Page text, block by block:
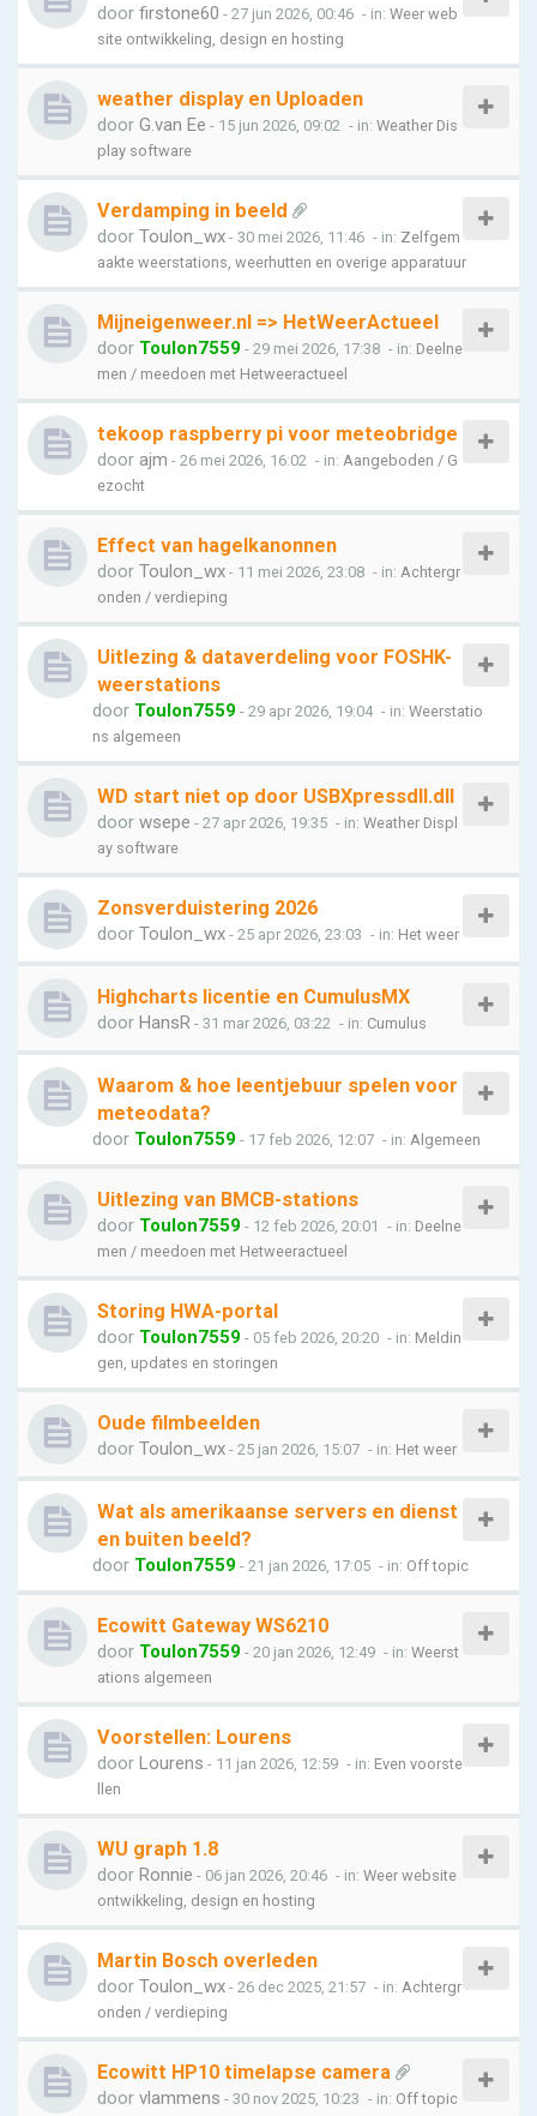
door firstone60 - 27 jun 2026, 00:46 - in: Weer web
site ontwikkeling, design en hosting
weather display en Uploaden
door G.van Ee - 15 jun 2026, 09:02 - in: Weather Dis
play software
Verdamping in beeld
door Toulon_wx - 30 mei 2026, 11:46 - in: Zelfgem
aakte weerstations, weerhutten en overige apparatuur
Mijneigenweer.nl => HetWeerActueel
door Toulon7559 - 29 mei 2026, 17:38 - in: Deelne
men / meedoen met Hetweeractueel
tekoop raspberry pi voor meteobridge
door ajm - 26 mei 2026, 16:02 - in: Aangeboden / G
ezocht
Effect van hagelkanonnen
door Toulon_wx - 11 mei 2026, 23:08 - in: Achtergr
onden / verdieping
Uitlezing & dataverdeling voor FOSHK-
weerstations
door Toulon7559 - 29 apr 2026, 19:04 - in: Weerstatio
ns algemeen
WD start niet op door USBXpressdll.dll
door wsepe - 27 apr 2026, 19:35 - in: Weather Displ
ay software
Zonsverduistering 2026
door Toulon_wx - 25 apr 2026, 23:03 - in: Het weer
Highcharts licentie en CumulusMX
door HansR - 31 mar 2026, 03:22 - in: Cumulus
Waarom & hoe leentjebuur spelen voor
meteodata?
door Toulon7559 - 17 feb 2026, 12:07 - in: Algemeen
Uitlezing van BMCB-stations
door Toulon7559 - 12 feb 2026, 20:01 - in: Deelne
men / meedoen met Hetweeractueel
Storing HWA-portal
door Toulon7559 - 05 feb 2026, 20:20 - in: Meldin
gen, updates en storingen
Oude filmbeelden
door Toulon_wx - 25 jan 2026, 15:07 - in: Het weer
Wat als amerikaanse servers en dienst
en buiten beeld?
door Toulon7559 - 21 jan 2026, 17:05 - in: Off topic
Ecowitt Gateway WS6210
door Toulon7559 - 20 jan 2026, 12:49 - in: Weerst
ations algemeen
Voorstellen: Lourens
door Lourens - 11 jan 2026, 12:59 - in: Even voorste
llen
WU graph 1.8
door Ronnie - 06 jan 2026, 20:46 - in: Weer website
ontwikkeling, design en hosting
Martin Bosch overleden
door Toulon_wx - 26 dec 2025, 21:57 - in: Achtergr
onden / verdieping
Ecowitt HP10 timelapse camera
door vlammens - 30 nov 2025, 10:23 - in: Off topic